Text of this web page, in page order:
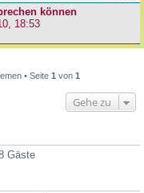
können
18:53
• Seite 1 von 1
Gehe zu
Gäste